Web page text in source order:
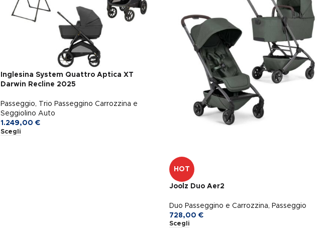
Inglesina System Quattro Aptica XT
Darwin Recline 2025
Passeggio,
Trio Passeggino Carrozzina e
Seggiolino Auto
1.249,00 €
Scegli
HOT
Joolz Duo Aer2
Duo Passeggino e Carrozzina, Passeggio
728,00 €
Scegli